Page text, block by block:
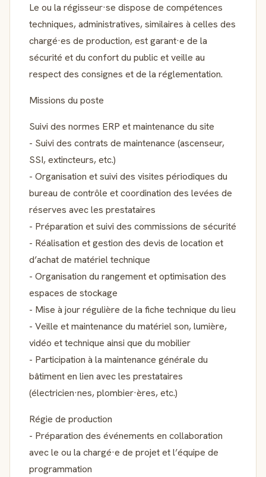
Le ou la régisseur·se dispose de compétences
techniques, administratives, similaires à celles des
chargé·es de production, est garant·e de la
sécurité et du confort du public et veille au
respect des consignes et de la réglementation.
Missions du poste
Suivi des normes ERP et maintenance du site
- Suivi des contrats de maintenance (ascenseur,
SSI, extincteurs, etc.)
- Organisation et suivi des visites périodiques du
bureau de contrôle et coordination des levées de
réserves avec les prestataires
- Préparation et suivi des commissions de sécurité
- Réalisation et gestion des devis de location et
d’achat de matériel technique
- Organisation du rangement et optimisation des
espaces de stockage
- Mise à jour régulière de la fiche technique du lieu
- Veille et maintenance du matériel son, lumière,
vidéo et technique ainsi que du mobilier
- Participation à la maintenance générale du
bâtiment en lien avec les prestataires
(électricien·nes, plombier·ères, etc.)
Régie de production
- Préparation des événements en collaboration
avec le ou la chargé·e de projet et l’équipe de
programmation